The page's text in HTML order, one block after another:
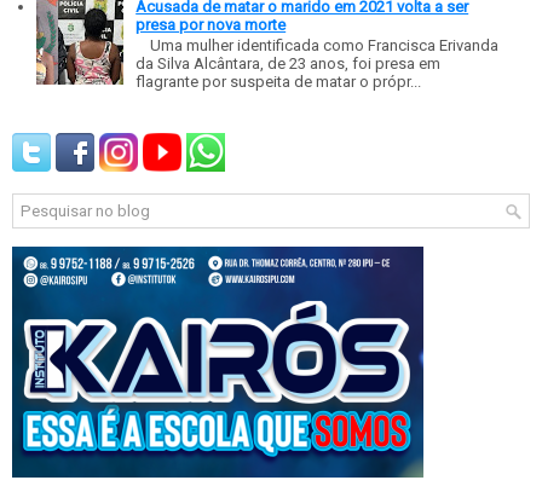
Acusada de matar o marido em 2021 volta a ser
presa por nova morte
Uma mulher identificada como Francisca Erivanda
da Silva Alcântara, de 23 anos, foi presa em
flagrante por suspeita de matar o própr...